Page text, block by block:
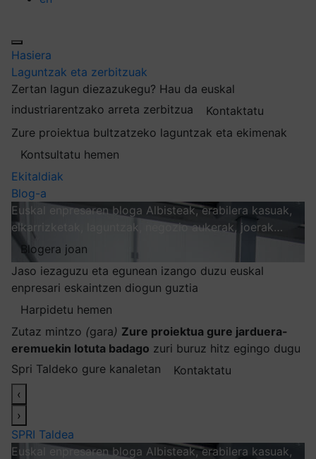
Hasiera
Laguntzak eta zerbitzuak
Zertan lagun diezazukegu? Hau da euskal
industriarentzako arreta zerbitzua
Kontaktatu
Zure proiektua bultzatzeko laguntzak eta ekimenak
Kontsultatu hemen
Ekitaldiak
Blog-a
Euskal enpresaren bloga Albisteak, erabilera kasuak,
elkarrizketak, laguntzak, negozio aukerak, joerak…
Blogera joan
Jaso iezaguzu eta egunean izango duzu euskal
enpresari eskaintzen diogun guztia
Harpidetu hemen
Zutaz mintzo (gara) Zure proiektua gure jarduera-
eremuekin lotuta badago zuri buruz hitz egingo dugu
Spri Taldeko gure kanaletan
Kontaktatu
‹
›
SPRI Taldea
Euskal enpresaren bloga Albisteak, erabilera kasuak,